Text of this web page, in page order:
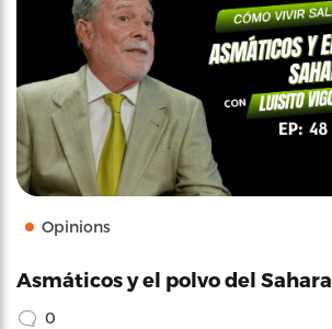
Opinions
Asmáticos y el polvo del Sahara
0